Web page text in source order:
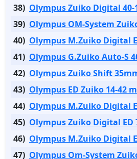
38) Olympus Zuiko Digital 40-
39) Olympus OM-System
40) Olympus M.Zuiko Digital
41) Olympus G.Zuiko Auto-S
42) Olympus Zuiko Shift
43) Olympus ED Zuiko 14-42
44) Olympus M.Zuiko Digital
45) Olympus Zuiko Digital ED
46) Olympus M.Zuiko Digital
47) Olympus Om-System